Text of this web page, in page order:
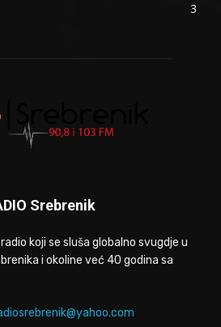
3
Srebrenik
koji se sluša globalno svugdje u
i okoline već 40 godina sa